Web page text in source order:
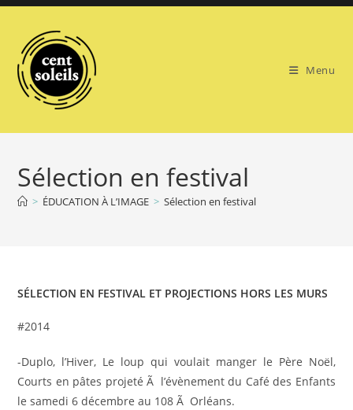
Skip
content
Menu
Sélection en festival
> ÉDUCATION À L’IMAGE > Sélection en festival
SÉLECTION EN FESTIVAL ET PROJECTIONS HORS LES MURS
#2014
-Duplo, l’Hiver, Le loup qui voulait manger le Père Noël,
Courts en pâtes projeté Ã l’évènement du Café des Enfants
le samedi 6 décembre au 108 Ã Orléans.